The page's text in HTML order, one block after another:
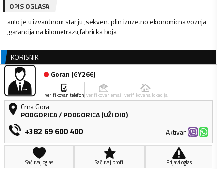
OPIS OGLASA
auto je u izvardnom stanju ,sekvent plin izuzetno ekonomicna voznja
,garancija na kilometrazu,fabricka boja
KORISNIK
Goran (GY266)
verifikovan telefon verifikovan email verifikovana lokacija
Crna Gora
PODGORICA/ PODGORICA (UŽI DIO)
+382 69 600 400 Aktivan
Sačuvaj oglas Sačuvaj profil Prijavi oglas